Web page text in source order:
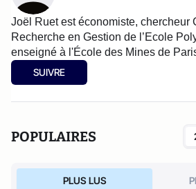
Joël Ruet est économiste, chercheur
Recherche en Gestion de l’Ecole
enseigné à l'École des Mines de
l’université Jawaharlal Nehru (New
a fondé le think tank, The Bridge
portent sur la recomposition
SUIVRE
POPULAIRES
PLUS LUS